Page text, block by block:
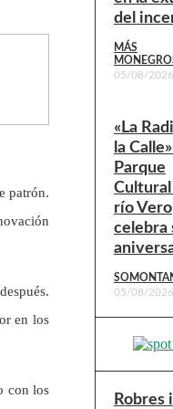
patrón.
en los
con los
del
MÁS
05/08/2026
«La
la
Parque
río Vero
celebra
05/08/2026
Robres